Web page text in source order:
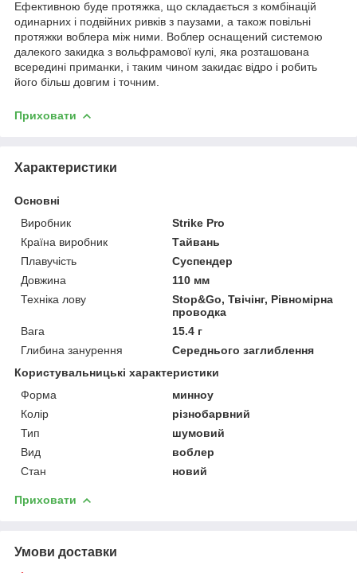
Ефективною буде протяжка, що складається з комбінацій
одинарних і подвійних ривків з паузами, а також повільні
протяжки воблера між ними. Воблер оснащений системою
далекого закидка з вольфрамової кулі, яка розташована
всередині приманки, і таким чином закидає відро і робить
його більш довгим і точним.
Приховати
Характеристики
Основні
Виробник
Strike Pro
Країна виробник
Тайвань
Плавучість
Суспендер
Довжина
110 мм
Техніка лову
Stop&Go, Твічінг, Рівномірна
проводка
Вага
15.4 г
Глибина занурення
Середнього заглиблення
Користувальницькі характеристики
Форма
минноу
Колір
різнобарвний
Тип
шумовий
Вид
воблер
Стан
новий
Приховати
Умови доставки